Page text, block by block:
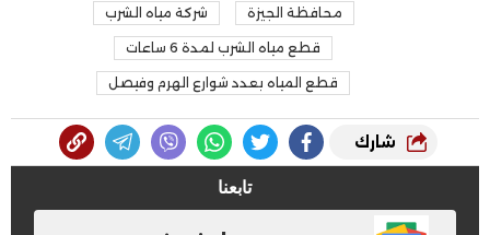
محافظة الجيزة شركة مياه الشرب
قطع مياه الشرب لمدة 6 ساعات
قطع المياه بعدد شوارع الهرم وفيصل
شارك
تابعنا